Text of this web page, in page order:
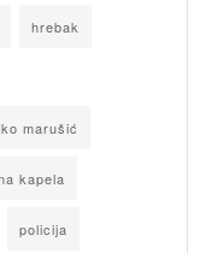
hrebak
marušić
kapela
policija